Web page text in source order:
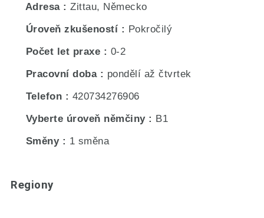
Adresa
Zittau, Německo
Úroveň zkušeností
Pokročilý
Počet let praxe
0-2
Pracovní doba
pondělí až čtvrtek
Telefon
420734276906
Vyberte úroveň němčiny
B1
Směny
1 směna
Regiony